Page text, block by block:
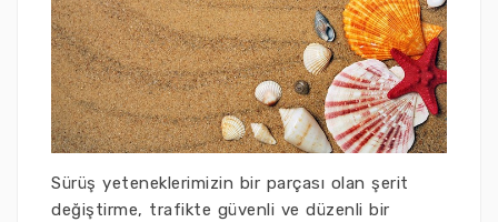
Sürüş yeteneklerimizin bir parçası olan şerit
değiştirme, trafikte güvenli ve düzenli bir